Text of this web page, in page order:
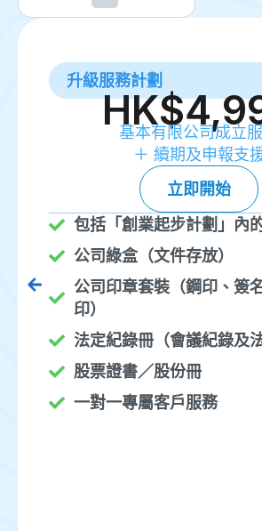
升級服務計劃
基本有限公司成立
＋ 續期及申報支
立即開始
包括「創業起步計劃」內
公司綠盒（文件存放）
公司印章套裝（鋼印、簽
印）
法定紀錄冊（會議紀錄及
股票證書／股份冊
一對一專屬客戶服務